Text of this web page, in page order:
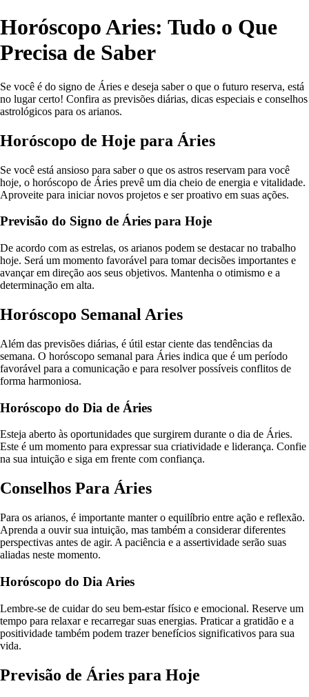
Horóscopo Aries: Tudo o Que
Precisa de Saber
Se você é do signo de Áries e deseja saber o que o futuro reserva, está
no lugar certo! Confira as previsões diárias, dicas especiais e conselhos
astrológicos para os arianos.
Horóscopo de Hoje para Áries
Se você está ansioso para saber o que os astros reservam para você
hoje, o horóscopo de Áries prevê um dia cheio de energia e vitalidade.
Aproveite para iniciar novos projetos e ser proativo em suas ações.
Previsão do Signo de Áries para Hoje
De acordo com as estrelas, os arianos podem se destacar no trabalho
hoje. Será um momento favorável para tomar decisões importantes e
avançar em direção aos seus objetivos. Mantenha o otimismo e a
determinação em alta.
Horóscopo Semanal Aries
Além das previsões diárias, é útil estar ciente das tendências da
semana. O horóscopo semanal para Áries indica que é um período
favorável para a comunicação e para resolver possíveis conflitos de
forma harmoniosa.
Horóscopo do Dia de Áries
Esteja aberto às oportunidades que surgirem durante o dia de Áries.
Este é um momento para expressar sua criatividade e liderança. Confie
na sua intuição e siga em frente com confiança.
Conselhos Para Áries
Para os arianos, é importante manter o equilíbrio entre ação e reflexão.
Aprenda a ouvir sua intuição, mas também a considerar diferentes
perspectivas antes de agir. A paciência e a assertividade serão suas
aliadas neste momento.
Horóscopo do Dia Aries
Lembre-se de cuidar do seu bem-estar físico e emocional. Reserve um
tempo para relaxar e recarregar suas energias. Praticar a gratidão e a
positividade também podem trazer benefícios significativos para sua
vida.
Previsão de Áries para Hoje